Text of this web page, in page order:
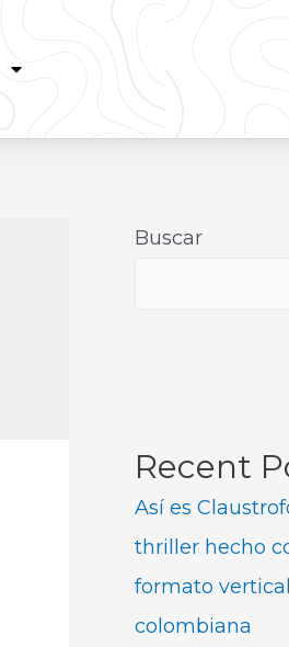
Buscar
Recent
Así es
thriller hecho
formato
colombiana